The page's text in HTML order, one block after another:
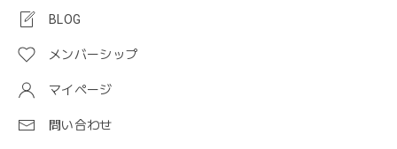
BLOG
メンバーシップ
マイページ
問い合わせ